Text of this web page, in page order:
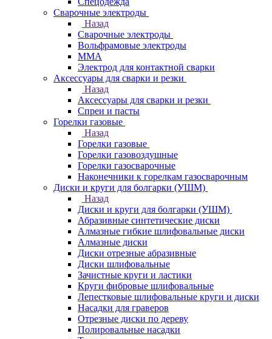
Сварочные электроды
Назад
Сварочные электроды
Вольфрамовые электроды
ММА
Электрод для контактной сварки
Аксессуары для сварки и резки
Назад
Аксессуары для сварки и резки
Спреи и пасты
Горелки газовые
Назад
Горелки газовые
Горелки газовоздушные
Горелки газосварочные
Наконечники к горелкам газосварочным
Диски и круги для болгарки (УШМ)
Назад
Диски и круги для болгарки (УШМ)
Абразивные синтетические диски
Алмазные гибкие шлифовальные диски
Алмазные диски
Диски отрезные абразивные
Диски шлифовальные
Зачистные круги и ластики
Круги фибровые шлифовальные
Лепестковые шлифовальные круги и диски
Насадки для граверов
Отрезные диски по дереву
Полировальные насадки